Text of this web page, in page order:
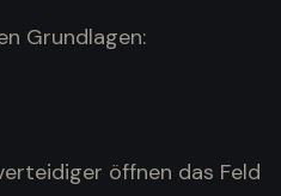
Grundlagen:
öffnen das Feld